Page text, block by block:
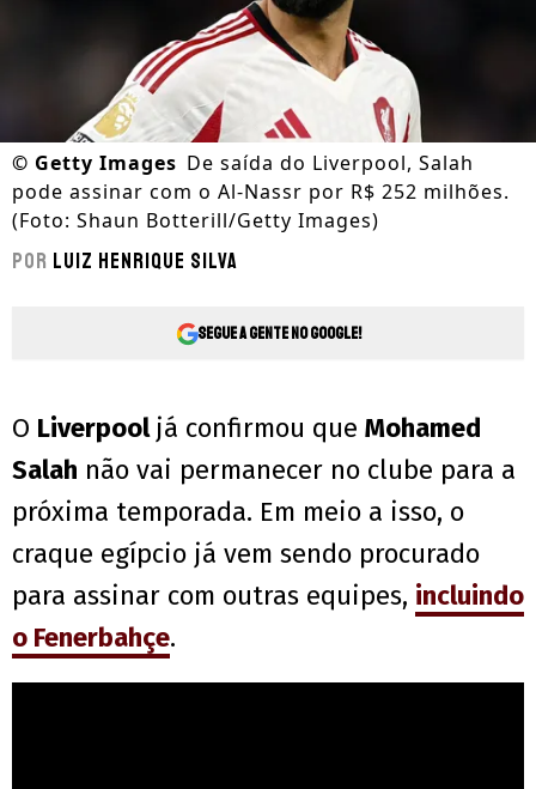
© Getty Images De saída do Liverpool, Salah
pode assinar com o Al-Nassr por R$ 252 milhões.
(Foto: Shaun Botterill/Getty Images)
Por Luiz Henrique Silva
Segue a gente no Google!
O Liverpooljá confirmou que Mohamed
Salah não vai permanecer no clube para a
próxima temporada. Em meio a isso, o
craque egípcio já vem sendo procurado
para assinar com outras equipes, incluindo
o Fenerbahçe.